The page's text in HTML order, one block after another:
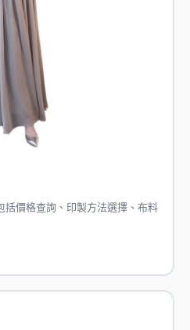
括價格查詢、印製方法選擇、布料